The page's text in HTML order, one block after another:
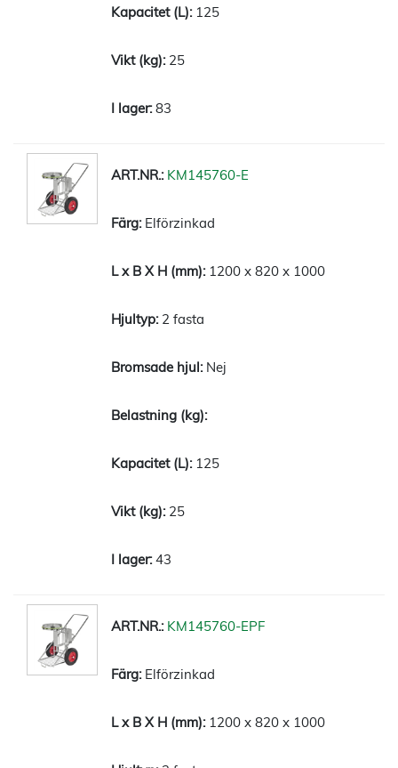
125
25
83
KM145760-E
Elförzinkad
1200 x 820 x 1000
2 fasta
Nej
125
25
43
KM145760-EPF
Elförzinkad
1200 x 820 x 1000